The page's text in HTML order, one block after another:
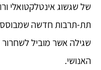
של שגשוג אינטלקטואלי
תת-תרבות חדשה
שגילה אשר מוביל
האנושי.